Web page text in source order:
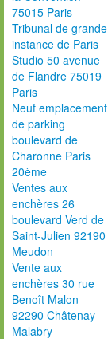
75015 Paris
Tribunal de grande
instance de Paris
Studio 50 avenue
de Flandre 75019
Paris
Neuf emplacement
de parking
boulevard de
Charonne Paris
20ème
Ventes aux
enchères 26
boulevard Verd de
Saint-Julien 92190
Meudon
Vente aux
enchères 30 rue
Benoît Malon
92290 Châtenay-
Malabry